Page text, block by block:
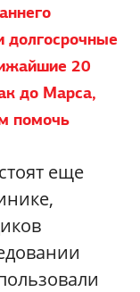
долгосрочные
20
до Марса,
помочь
еще